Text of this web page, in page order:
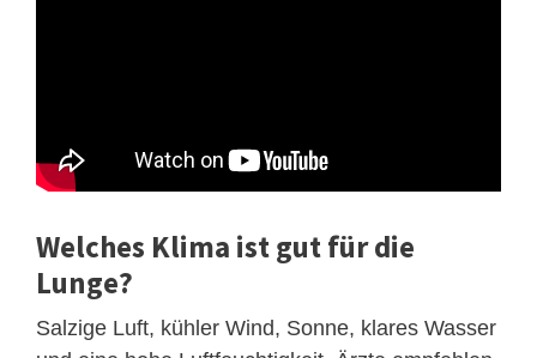
Welches Klima ist gut für die
Lunge?
Salzige Luft, kühler Wind, Sonne, klares Wasser